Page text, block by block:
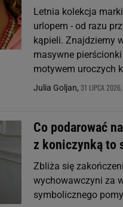
Letnia kolekcja
urlopem - od razu
kąpieli. Znajdziemy
masywne
motywem uroczych
Julia Goljan, 31 LIPCA
Co podarować
z koniczynką to
Zbliża się
wychowawczyni za
symbolicznego
Przechowywanie informacji na
badnie odbiorców i ulepszanie